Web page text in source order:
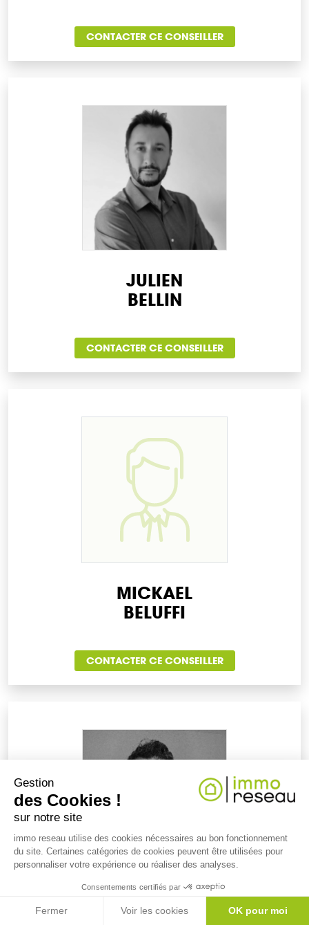
CONTACTER CE CONSEILLER
JULIEN
BELLIN
CONTACTER CE CONSEILLER
MICKAEL
BELUFFI
CONTACTER CE CONSEILLER
KARIM
Gestion
des Cookies !
sur notre site
immo reseau utilise des cookies nécessaires au bon fonctionnement
du site. Certaines catégories de cookies peuvent être utilisées pour
personnaliser votre expérience ou réaliser des analyses.
Consentements certifiés par
Fermer Voir les cookies OK pour moi